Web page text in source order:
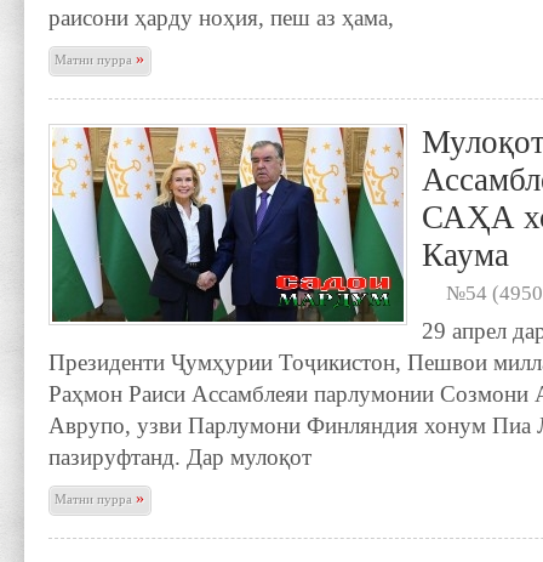
раисони ҳарду ноҳия, пеш аз ҳама,
Матни пурра»
САҲА
Каума
№54
29 апрел
Президенти Ҷумҳурии Тоҷикистон, Пешвои
Раҳмон Раиси Ассамблеяи парлумонии Созмони
Аврупо, узви Парлумони Финляндия хонум Пиа
пазируфтанд. Дар мулоқот
Матни пурра»